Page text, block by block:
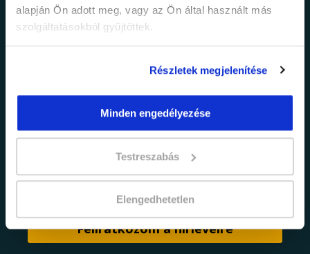
alapján Ön adott meg, vagy az Ön által használt más
szolgáltatásokból gyűjtöttek.
Részletek megjelenítése
Minden engedélyezése
Testreszabás
Elengedhetetlen
Értesülj elsőként legújabb tanfolyamainkról,
legfrissebb híreinkről és időszakos
Elfogadom azadatkezelési tájékoztatóban
foglaltakat.